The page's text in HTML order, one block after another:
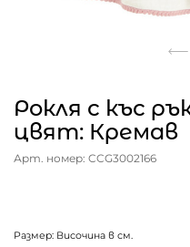
Рокля с къс
цвят: Кремав
Арт. номер: CCG3002166
Размер: Височина в см.